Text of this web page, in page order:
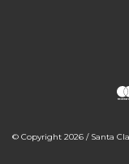
© Copyright 2026 / Santa